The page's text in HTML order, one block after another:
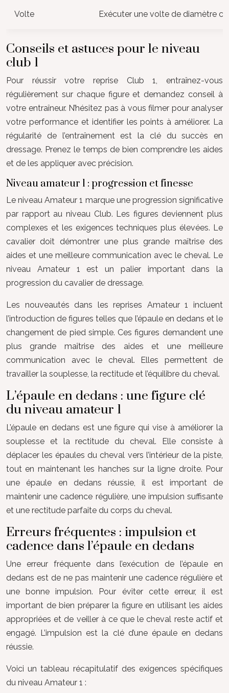
Volte Exécuter une volte de diamètre
Conseils et astuces pour le niveau
club 1
Pour réussir votre reprise Club 1, entraînez-vous
régulièrement sur chaque figure et demandez conseil à
votre entraîneur. N’hésitez pas à vous filmer pour analyser
votre performance et identifier les points à améliorer. La
régularité de l’entraînement est la clé du succès en
dressage. Prenez le temps de bien comprendre les aides
et de les appliquer avec précision.
Niveau amateur 1 : progression et finesse
Le niveau Amateur 1 marque une progression significative
par rapport au niveau Club. Les figures deviennent plus
complexes et les exigences techniques plus élevées. Le
cavalier doit démontrer une plus grande maîtrise des
aides et une meilleure communication avec le cheval. Le
niveau Amateur 1 est un palier important dans la
progression du cavalier de dressage.
Les nouveautés dans les reprises Amateur 1 incluent
l’introduction de figures telles que l’épaule en dedans et le
changement de pied simple. Ces figures demandent une
plus grande maîtrise des aides et une meilleure
communication avec le cheval. Elles permettent de
travailler la souplesse, la rectitude et l’équilibre du cheval.
L’épaule en dedans : une figure clé
du niveau amateur 1
L’épaule en dedans est une figure qui vise à améliorer la
souplesse et la rectitude du cheval. Elle consiste à
déplacer les épaules du cheval vers l’intérieur de la piste,
tout en maintenant les hanches sur la ligne droite. Pour
une épaule en dedans réussie, il est important de
maintenir une cadence régulière, une impulsion suffisante
et une rectitude parfaite du corps du cheval.
Erreurs fréquentes : impulsion et
cadence dans l’épaule en dedans
Une erreur fréquente dans l’exécution de l’épaule en
dedans est de ne pas maintenir une cadence régulière et
une bonne impulsion. Pour éviter cette erreur, il est
important de bien préparer la figure en utilisant les aides
appropriées et de veiller à ce que le cheval reste actif et
engagé. L’impulsion est la clé d’une épaule en dedans
réussie.
Voici un tableau récapitulatif des exigences spécifiques
du niveau Amateur 1 :